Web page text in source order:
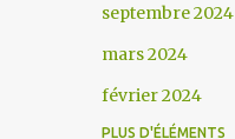
septembre 2024
mars 2024
février 2024
PLUS D'ÉLÉMENTS